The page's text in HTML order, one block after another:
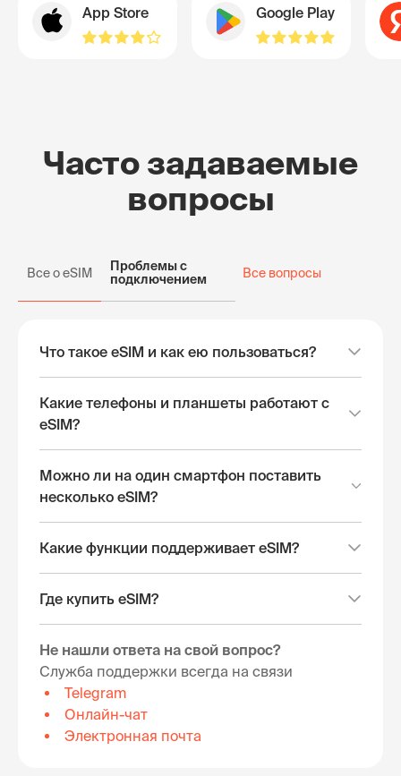
App Store Google Play
Часто задаваемые
вопросы
Все о eSIM
Проблемы с
подключением
Все вопросы
Что такое eSIM и как ею пользоваться?
Какие телефоны и планшеты работают с
eSIM?
Можно ли на один смартфон поставить
несколько eSIM?
Какие функции поддерживает eSIM?
Где купить eSIM?
Не нашли ответа на свой вопрос?
Служба поддержки всегда на связи
Telegram
Онлайн-чат
Электронная почта